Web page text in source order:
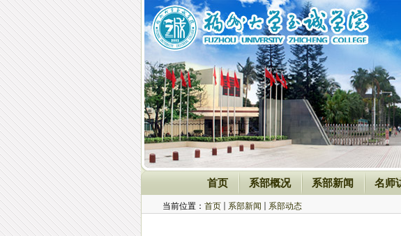
首页 系部概况 系部新闻 名师
当前位置： 首页 系部新闻 系部动态